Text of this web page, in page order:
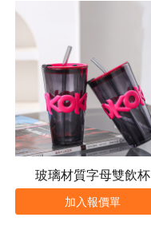
玻璃材質字母雙飲杯
加入報價單